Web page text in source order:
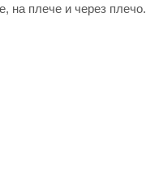
на плече и через плечо.